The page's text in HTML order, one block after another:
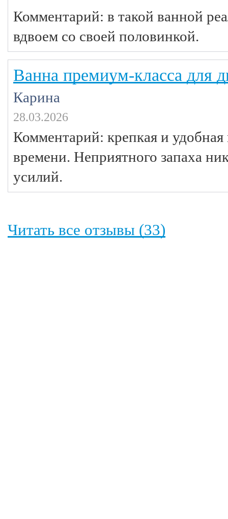
Комментарий: в такой ванной
вдвоем со своей половинкой.
Ванна премиум-класса для
Карина
28.03.2026
Комментарий: крепкая и удобная
времени. Неприятного запаха
усилий.
Читать все отзывы (33)